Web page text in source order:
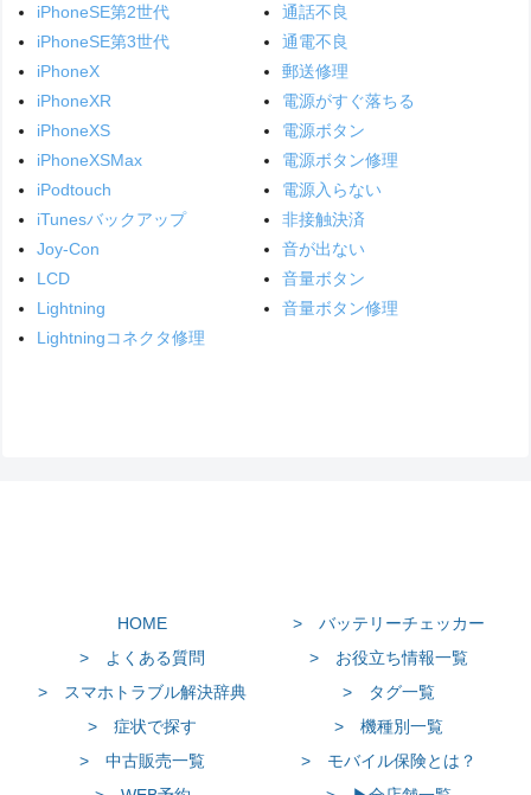
iPhoneSE第2世代
iPhoneSE第3世代
iPhoneX
iPhoneXR
iPhoneXS
iPhoneXSMax
iPodtouch
iTunesバックアップ
Joy-Con
LCD
Lightning
Lightningコネクタ修理
通話不良
通電不良
郵送修理
電源がすぐ落ちる
電源ボタン
電源ボタン修理
電源入らない
非接触決済
音が出ない
音量ボタン
音量ボタン修理
HOME
> バッテリーチェッカー
> よくある質問
> お役立ち情報一覧
> スマホトラブル解決辞典
> タグ一覧
> 症状で探す
> 機種別一覧
> 中古販売一覧
> モバイル保険とは？